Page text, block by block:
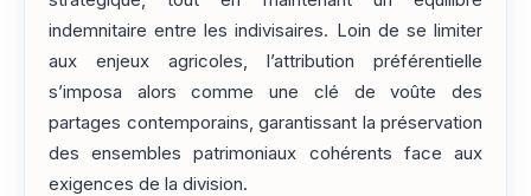
indemnitaire entre les indivisaires. Loin de se limiter
aux enjeux agricoles, l’attribution préférentielle
s’imposa alors comme une clé de voûte des
partages contemporains, garantissant la préservation
des ensembles patrimoniaux cohérents face aux
exigences de la division.